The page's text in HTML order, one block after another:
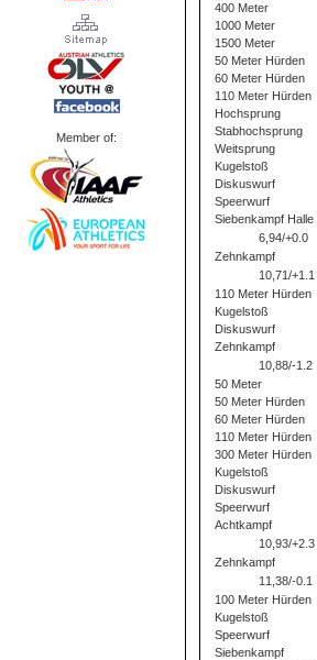
Member of:
400 Meter
1000 Meter
1500 Meter
50 Meter Hürden
60 Meter Hürden
110 Meter Hürden
Hochsprung
Stabhochsprung
Weitsprung
Kugelstoß
Diskuswurf
Speerwurf
Siebenkampf Halle
6,94/+0.0
Zehnkampf
10,71/+1.1
110 Meter Hürden
Kugelstoß
Diskuswurf
Zehnkampf
10,88/-1.2
50 Meter
50 Meter Hürden
60 Meter Hürden
110 Meter Hürden
300 Meter Hürden
Kugelstoß
Diskuswurf
Speerwurf
Achtkampf
10,93/+2.3
Zehnkampf
11,38/-0.1
100 Meter Hürden
Kugelstoß
Speerwurf
Siebenkampf